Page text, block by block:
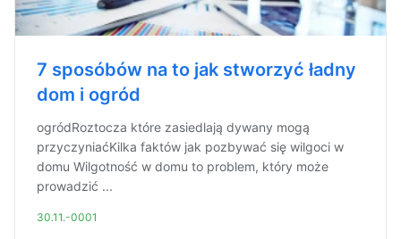
7 sposóbów na to jak stworzyć ładny
dom i ogród
ogródRoztocza które zasiedlają dywany mogą
przyczyniaćKilka faktów jak pozbywać się wilgoci w
domu Wilgotność w domu to problem, który może
prowadzić ...
30.11.-0001